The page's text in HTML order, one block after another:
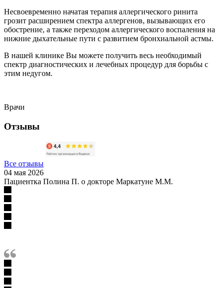
Несвоевременно начатая терапия аллергического ринита
грозит расширением спектра аллергенов, вызывающих его
обострение, а также переходом аллергического воспаления на
нижние дыхательные пути с развитием бронхиальной астмы.
В нашей клинике Вы можете получить весь необходимый
спектр диагностических и лечебных процедур для борьбы с
этим недугом.
Врачи
Отзывы
Все отзывы
04 мая 2026
Пациентка Полина П. о докторе Маркатуне М.М.